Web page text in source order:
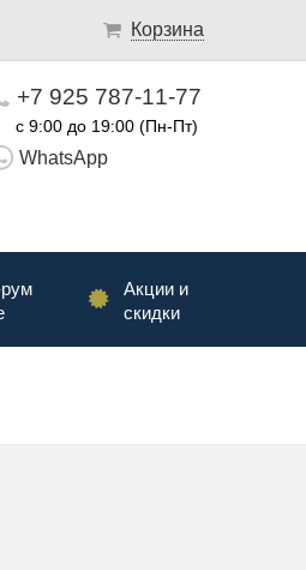
Корзина
+7 925 787-11-77
с 9:00 до 19:00 (Пн-Пт)
WhatsApp
Акции и
скидки